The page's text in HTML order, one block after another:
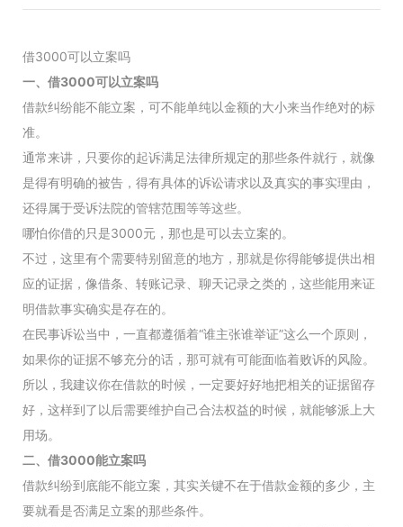
借3000可以立案吗
一、借3000可以立案吗
借款纠纷能不能立案，可不能单纯以金额的大小来当作绝对的标
准。
通常来讲，只要你的起诉满足法律所规定的那些条件就行，就像
是得有明确的被告，得有具体的诉讼请求以及真实的事实理由，
还得属于受诉法院的管辖范围等等这些。
哪怕你借的只是3000元，那也是可以去立案的。
不过，这里有个需要特别留意的地方，那就是你得能够提供出相
应的证据，像借条、转账记录、聊天记录之类的，这些能用来证
明借款事实确实是存在的。
在民事诉讼当中，一直都遵循着“谁主张谁举证”这么一个原则，
如果你的证据不够充分的话，那可就有可能面临着败诉的风险。
所以，我建议你在借款的时候，一定要好好地把相关的证据留存
好，这样到了以后需要维护自己合法权益的时候，就能够派上大
用场。
二、借3000能立案吗
借款纠纷到底能不能立案，其实关键不在于借款金额的多少，主
要就看是否满足立案的那些条件。